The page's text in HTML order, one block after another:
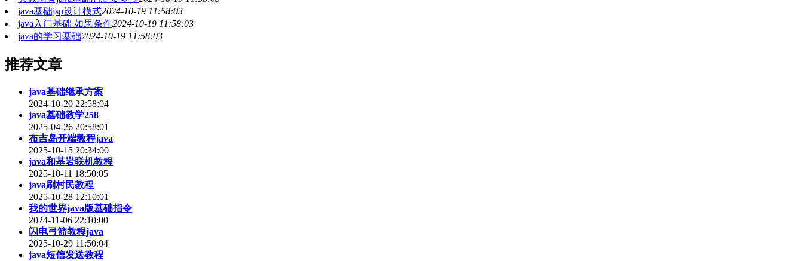
java基础jsp设计模式2024-10-19 11:58:03
java入门基础 如果条件2024-10-19 11:58:03
java的学习基础2024-10-19 11:58:03
推荐文章
java基础继承方案
2024-10-20 22:58:04
java基础教学258
2025-04-26 20:58:01
布吉岛开端教程java
2025-10-15 20:34:00
java和基岩联机教程
2025-10-11 18:50:05
java刷村民教程
2025-10-28 12:10:01
我的世界java版基础指令
2024-11-06 22:10:00
闪电弓箭教程java
2025-10-29 11:50:04
java短信发送教程